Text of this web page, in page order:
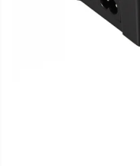
POS/Scanere coduri de